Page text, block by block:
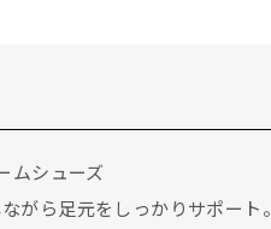
ムシューズ
がら足元をしっかりサポート。